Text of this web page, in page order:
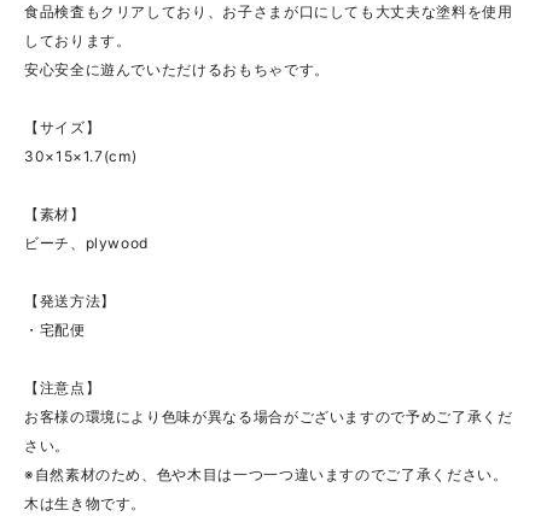
食品検査もクリアしており、お子さまが口にしても大丈夫な塗料を使用
しております。
安心安全に遊んでいただけるおもちゃです。
【サイズ】
30×15×1.7(cm)
【素材】
ビーチ、plywood
【発送方法】
・宅配便
【注意点】
お客様の環境により色味が異なる場合がございますので予めご了承くだ
さい。
※自然素材のため、色や木目は一つ一つ違いますのでご了承ください。
木は生き物です。